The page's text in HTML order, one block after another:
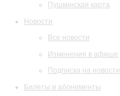
Пушкинская карта
Новости
Все новости
Изменения в афише
Подписка на новости
Билеты и абонементы